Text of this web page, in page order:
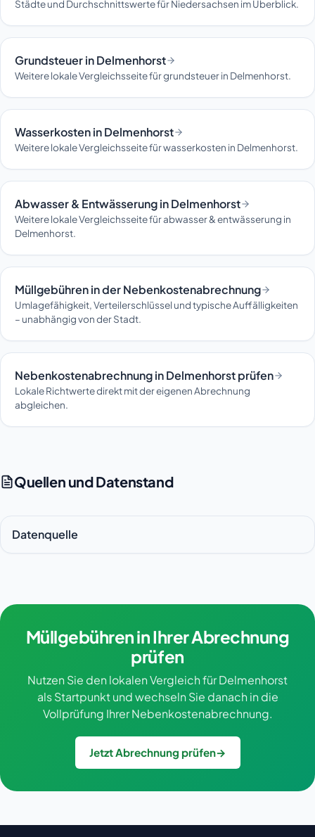
Städte und Durchschnittswerte für Niedersachsen im Überblick.
Grundsteuer in Delmenhorst
Weitere lokale Vergleichsseite für grundsteuer in Delmenhorst.
Wasserkosten in Delmenhorst
Weitere lokale Vergleichsseite für wasserkosten in Delmenhorst.
Abwasser & Entwässerung in Delmenhorst
Weitere lokale Vergleichsseite für abwasser & entwässerung in
Delmenhorst.
Müllgebühren in der Nebenkostenabrechnung
Umlagefähigkeit, Verteilerschlüssel und typische Auffälligkeiten
– unabhängig von der Stadt.
Nebenkostenabrechnung in Delmenhorst prüfen
Lokale Richtwerte direkt mit der eigenen Abrechnung
abgleichen.
Quellen und Datenstand
Datenquelle
Müllgebühren in Ihrer Abrechnung
prüfen
Nutzen Sie den lokalen Vergleich für Delmenhorst
als Startpunkt und wechseln Sie danach in die
Vollprüfung Ihrer Nebenkostenabrechnung.
Jetzt Abrechnung prüfen→